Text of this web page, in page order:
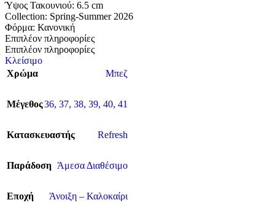
Ύψος Τακουνιού: 6.5 cm
Collection: Spring-Summer 2026
Φόρμα: Κανονική
Επιπλέον πληροφορίες
Επιπλέον πληροφορίες
Κλείσιμο
Χρώμα
Μπεζ
Μέγεθος36, 37, 38, 39, 40, 41
Κατασκευαστής Refresh
Παράδοση Άμεσα Διαθέσιμο
Εποχή Άνοιξη – Καλοκαίρι